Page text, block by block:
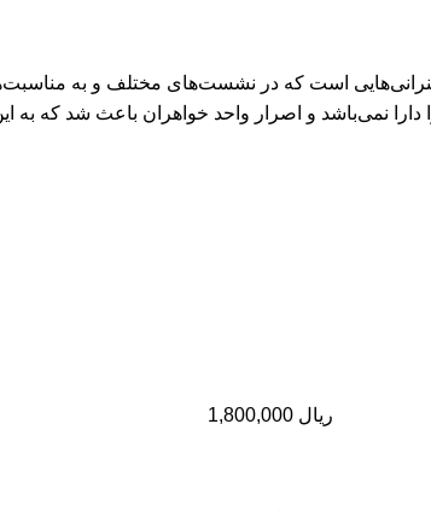
است که در نشست‌های مختلف و به
دارا نمی‌باشد و اصرار واحد خواهران باعث شد که
ریال